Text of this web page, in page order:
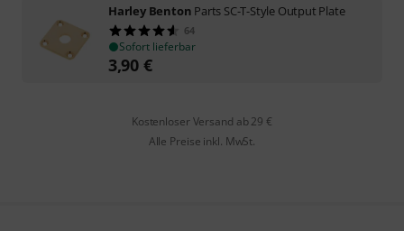
Harley Benton Parts SC-T-Style Output Plate
64
Sofort lieferbar
3,90 €
Kostenloser Versand ab 29 €
Alle Preise inkl. MwSt.